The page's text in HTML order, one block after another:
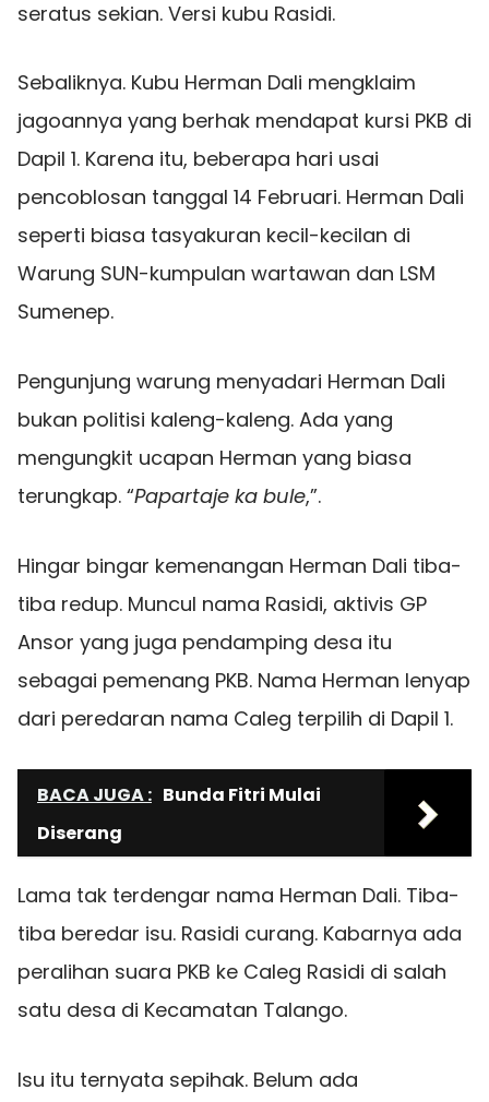
seratus sekian. Versi kubu Rasidi.
Sebaliknya. Kubu Herman Dali mengklaim
jagoannya yang berhak mendapat kursi PKB di
Dapil 1. Karena itu, beberapa hari usai
pencoblosan tanggal 14 Februari. Herman Dali
seperti biasa tasyakuran kecil-kecilan di
Warung SUN-kumpulan wartawan dan LSM
Sumenep.
Pengunjung warung menyadari Herman Dali
bukan politisi kaleng-kaleng. Ada yang
mengungkit ucapan Herman yang biasa
terungkap. “Papartaje ka bule,”.
Hingar bingar kemenangan Herman Dali tiba-
tiba redup. Muncul nama Rasidi, aktivis GP
Ansor yang juga pendamping desa itu
sebagai pemenang PKB. Nama Herman lenyap
dari peredaran nama Caleg terpilih di Dapil 1.
BACA JUGA : Bunda Fitri Mulai
Diserang
Lama tak terdengar nama Herman Dali. Tiba-
tiba beredar isu. Rasidi curang. Kabarnya ada
peralihan suara PKB ke Caleg Rasidi di salah
satu desa di Kecamatan Talango.
Isu itu ternyata sepihak. Belum ada